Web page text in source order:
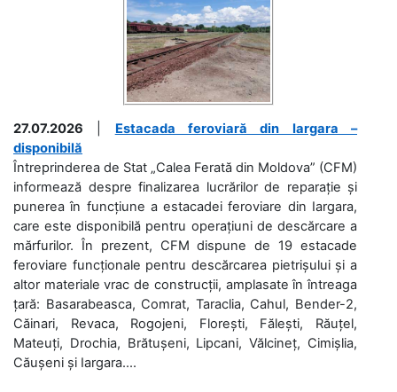
27.07.2026
Estacada feroviară din Iargara –
disponibilă
Întreprinderea de Stat „Calea Ferată din Moldova” (CFM)
informează despre finalizarea lucrărilor de reparație și
punerea în funcțiune a estacadei feroviare din Iargara,
care este disponibilă pentru operațiuni de descărcare a
mărfurilor. În prezent, CFM dispune de 19 estacade
feroviare funcționale pentru descărcarea pietrișului și a
altor materiale vrac de construcții, amplasate în întreaga
țară: Basarabeasca, Comrat, Taraclia, Cahul, Bender-2,
Căinari, Revaca, Rogojeni, Florești, Fălești, Răuțel,
Mateuți, Drochia, Brătușeni, Lipcani, Vălcineț, Cimișlia,
Căușeni și Iargara....